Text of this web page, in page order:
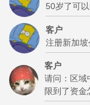
50岁了可
客户
注册新加
客户
请问：区域
限到了资金